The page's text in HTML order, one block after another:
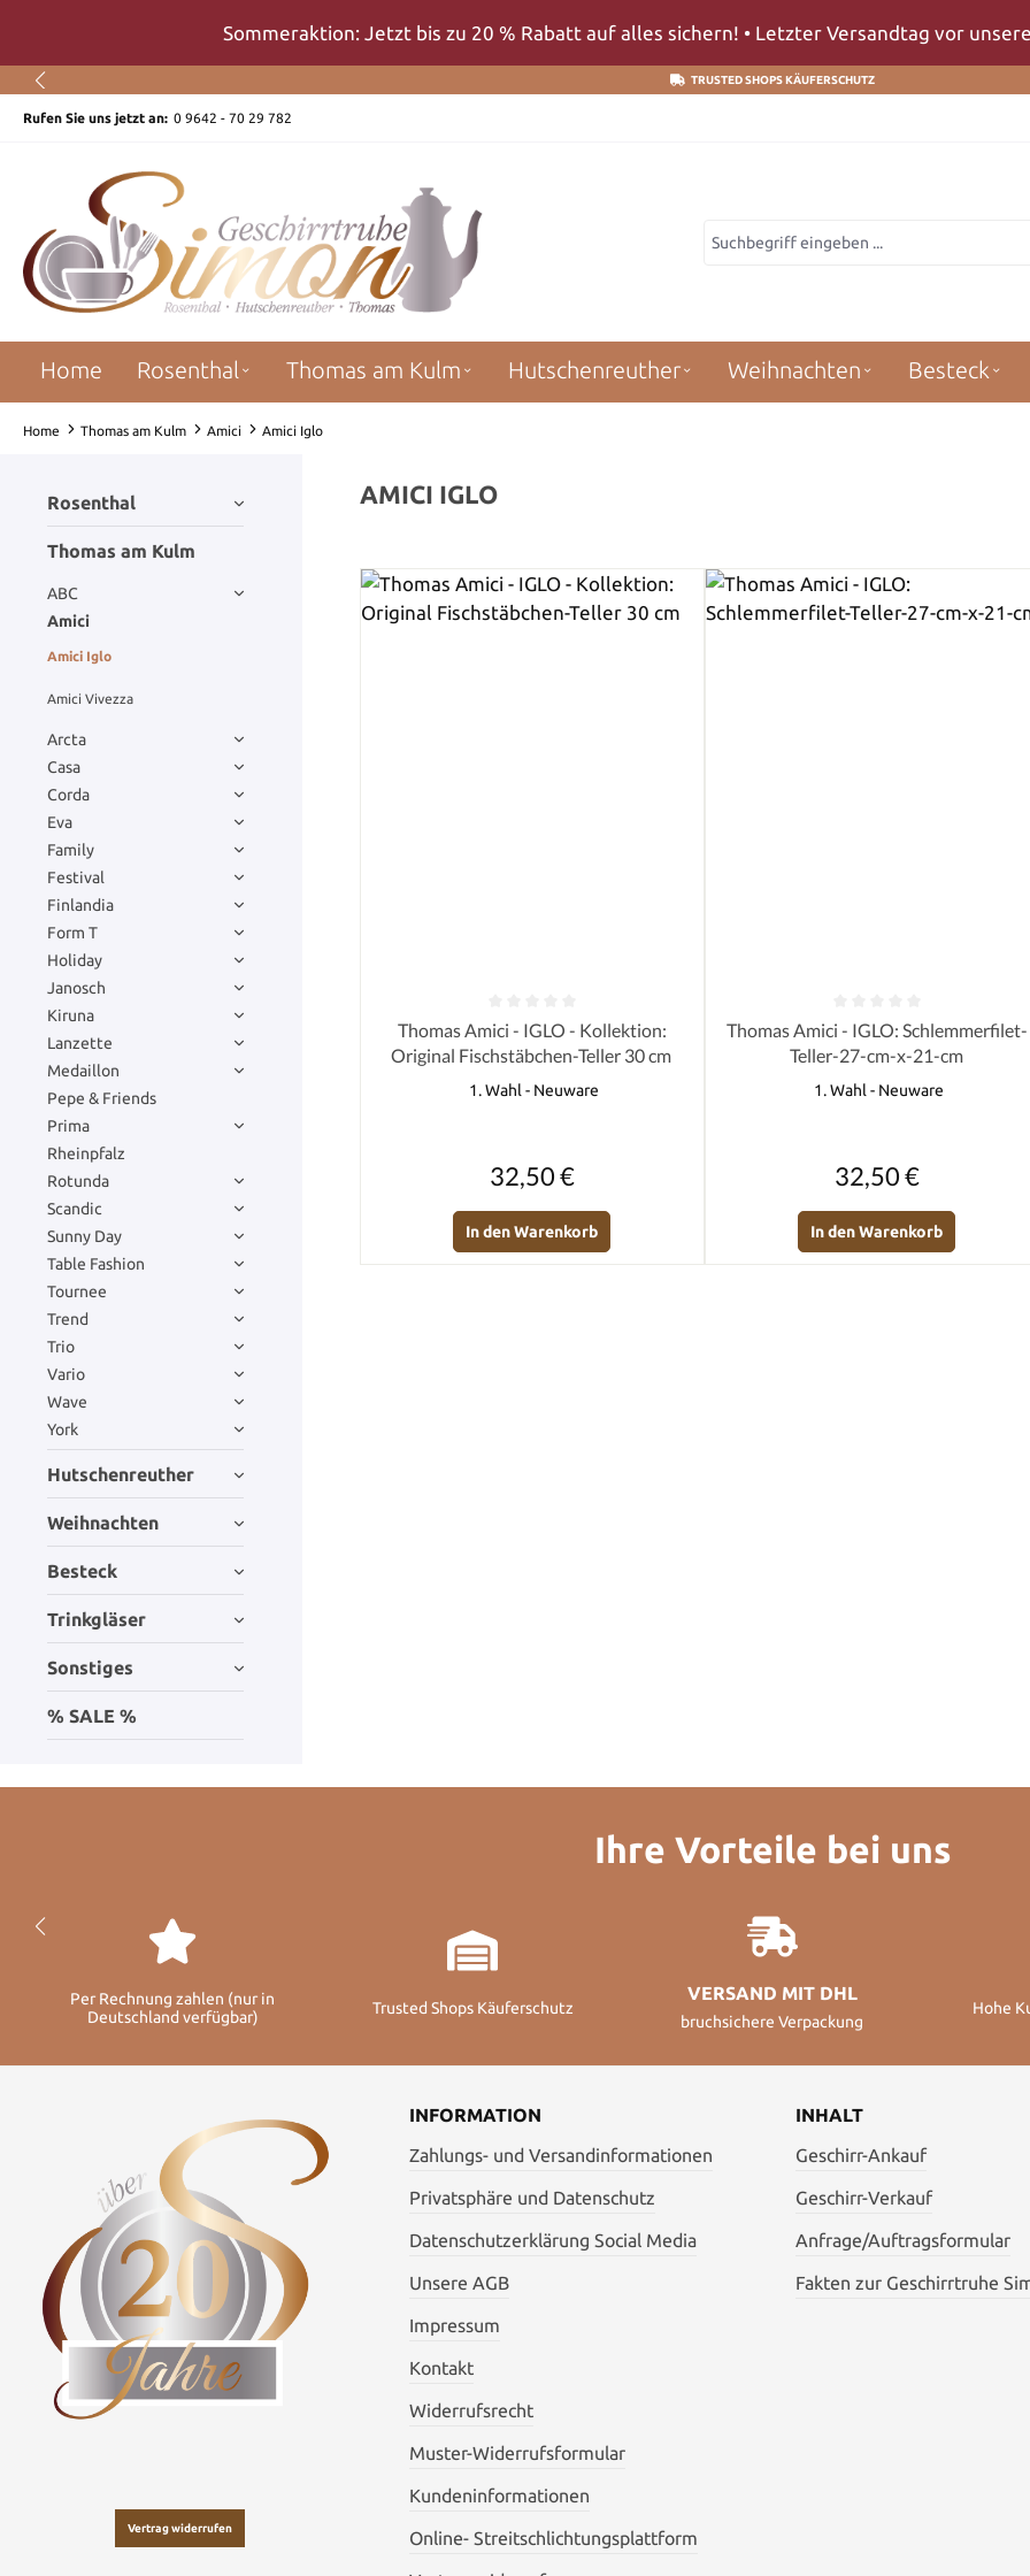
Zur Hauptnavigation springenSommeraktion: Jetzt bis zu 20 % Rabatt auf alles sichern! • Letzter Versandtag vor
TRUSTED SHOPS KÄUFERSCHUTZ
Rufen Sie uns jetzt an: 0 9642 - 70 29 782
Home Rosenthal Thomas am Kulm Hutschenreuther Weihnachten Besteck
Home Thomas am Kulm Amici Amici Iglo
Rosenthal
Thomas am Kulm
ABC
Amici
Amici Iglo
Amici Vivezza
Arcta
Casa
Corda
Eva
Family
Festival
Finlandia
Form T
Holiday
Janosch
Kiruna
Lanzette
Medaillon
Pepe & Friends
Prima
Rheinpfalz
Rotunda
Scandic
Sunny Day
Table Fashion
Tournee
Trend
Trio
Vario
Wave
York
Hutschenreuther
Weihnachten
Besteck
Trinkgläser
Sonstiges
% SALE %
AMICI IGLO
Durchschnittliche Bewertung von 0 von 5 Sternen
Thomas Amici - IGLO - Kollektion:
Original Fischstäbchen-Teller 30 cm
1. Wahl - Neuware
32,50 €
In den Warenkorb
Durchschnittliche Bewertung von 0
Thomas Amici - IGLO: Schlemmerfilet-
Teller-27-cm-x-21-cm
1. Wahl - Neuware
32,50 €
In den Warenkorb
Ihre Vorteile bei uns
Per Rechnung zahlen (nur in
Deutschland verfügbar)
Trusted Shops Käuferschutz
VERSAND MIT DHL
bruchsichere Verpackung
Hohe
Vertrag widerrufen
INFORMATION
Zahlungs- und Versandinformationen
Privatsphäre und Datenschutz
Datenschutzerklärung Social Media
Unsere AGB
Impressum
Kontakt
Widerrufsrecht
Muster-Widerrufsformular
Kundeninformationen
Online- Streitschlichtungsplattform
INHALT
Geschirr-Ankauf
Geschirr-Verkauf
Anfrage/Auftragsformular
Fakten zur Geschirrtruhe